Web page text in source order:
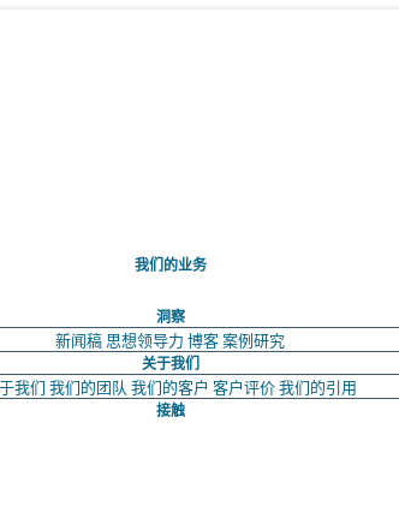
我们的业务
洞察
新闻稿 思想领导力 博客案例研究
关于我们
我们 我们的团队 我们的客户 客户评价我们的引用
接触